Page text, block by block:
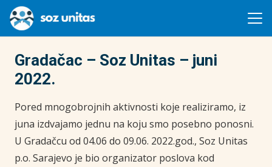
Gradačac – Soz Unitas – juni
2022.
Pored mnogobrojnih aktivnosti koje realiziramo, iz
juna izdvajamo jednu na koju smo posebno ponosni.
U Gradačcu od 04.06 do 09.06. 2022.god., Soz Unitas
p.o. Sarajevo je bio organizator poslova kod